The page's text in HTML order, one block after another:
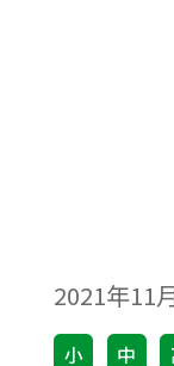
2021年11
小 中